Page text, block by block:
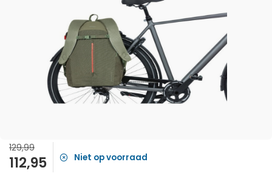
129,99
112,95 Niet op voorraad